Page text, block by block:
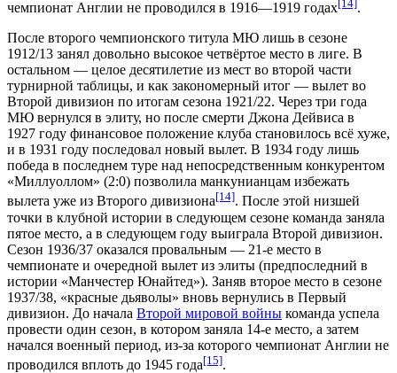
чемпионат Англии не проводился в 1916—1919 годах[14].
После второго чемпионского титула МЮ лишь в сезоне
1912/13 занял довольно высокое четвёртое место в лиге. В
остальном — целое десятилетие из мест во второй части
турнирной таблицы, и как закономерный итог — вылет во
Второй дивизион по итогам сезона 1921/22. Через три года
МЮ вернулся в элиту, но после смерти Джона Дейвиса в
1927 году финансовое положение клуба становилось всё хуже,
и в 1931 году последовал новый вылет. В 1934 году лишь
победа в последнем туре над непосредственным конкурентом
«Миллуоллом» (2:0) позволила манкунианцам избежать
вылета уже из Второго дивизиона[14]. После этой низшей
точки в клубной истории в следующем сезоне команда заняла
пятое место, а в следующем году выиграла Второй дивизион.
Сезон 1936/37 оказался провальным — 21-е место в
чемпионате и очередной вылет из элиты (предпоследний в
истории «Манчестер Юнайтед»). Заняв второе место в сезоне
1937/38, «красные дьяволы» вновь вернулись в Первый
дивизион. До начала Второй мировой войны команда успела
провести один сезон, в котором заняла 14-е место, а затем
начался военный период, из-за которого чемпионат Англии не
проводился вплоть до 1945 года[15].